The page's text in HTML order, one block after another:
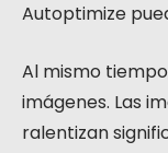
Autoptimize
Al mismo
imágenes. Las
ralentizan